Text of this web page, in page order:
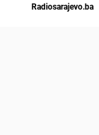
Radiosarajevo.ba